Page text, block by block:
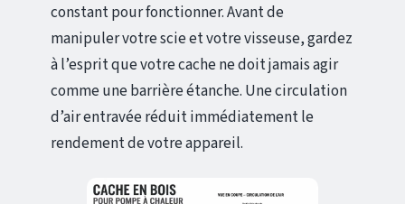
constant pour fonctionner. Avant de
manipuler votre scie et votre visseuse, gardez
à l’esprit que votre cache ne doit jamais agir
comme une barrière étanche. Une circulation
d’air entravée réduit immédiatement le
rendement de votre appareil.